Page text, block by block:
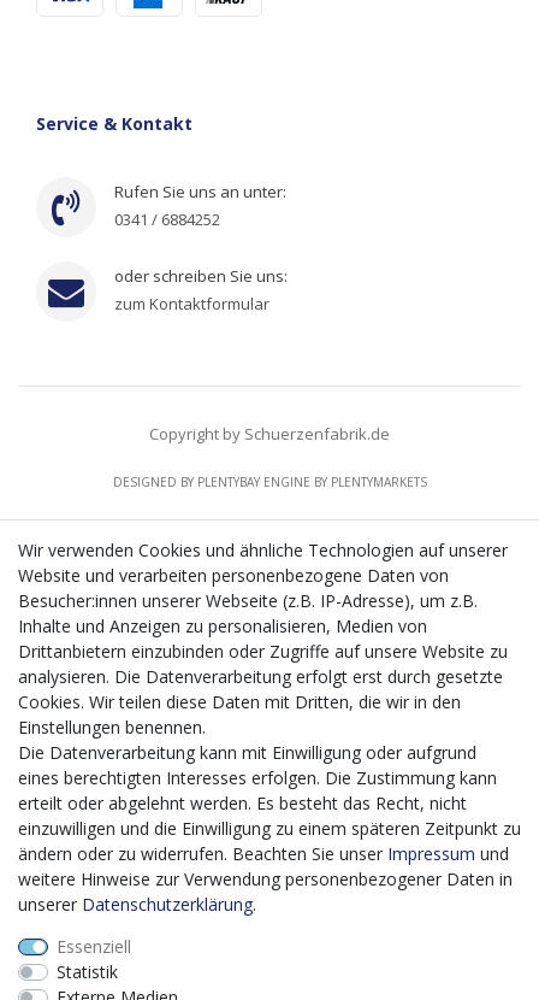
Service & Kontakt
Rufen Sie uns an unter:
0341 / 6884252
oder schreiben Sie uns:
zum Kontaktformular
Copyright by Schuerzenfabrik.de
DESIGNED BY PLENTYBAYENGINE BY PLENTYMARKETS
CMS-Softwaresystems zur digitalen Optimierung
von Geschäftsprozessen
Mit dem vorgenannten Projekt, welches im Zeitraum vom
20.12.2023 bis zum 29.02.2024 im Rahmen des
Förderprogrammes Digitalisierung Zuschuss EFRE 2021
bis 2027 umgesetzt wird, möchten wir in die Anschaffung
eines Content-Management-Systems (CMS-
Softwaresystem) investieren, um unseren Online-Shop
künftig selbst verwalten zu können. Diese Software dient
der effizienteren gemeinschaftlichen Erstellung,
Bearbeitung, Organisation und Darstellung digitaler
Inhalte (Content) in unserem Unternehmen. Dies ist
insbesondere für den Vertrieb von Bedeutung. Bisher
Software digitalisiert werden was zu einer enormen
Zeitersparnis führt.
Wir verwenden Cookies und ähnliche Technologien auf unserer
Website und verarbeiten personenbezogene Daten von
Besucher:innen unserer Webseite (z.B. IP-Adresse), um z.B.
Inhalte und Anzeigen zu personalisieren, Medien von
Drittanbietern einzubinden oder Zugriffe auf unsere Website zu
analysieren. Die Datenverarbeitung erfolgt erst durch gesetzte
Cookies. Wir teilen diese Daten mit Dritten, die wir in den
Einstellungen benennen.
Die Datenverarbeitung kann mit Einwilligung oder aufgrund
eines berechtigten Interesses erfolgen. Die Zustimmung kann
erteilt oder abgelehnt werden. Es besteht das Recht, nicht
einzuwilligen und die Einwilligung zu einem späteren Zeitpunkt zu
ändern oder zu widerrufen. Beachten Sie unser Impressum und
weitere Hinweise zur Verwendung personenbezogener Daten in
unserer Daten­schutz­erklärung.
Essenziell
Statistik